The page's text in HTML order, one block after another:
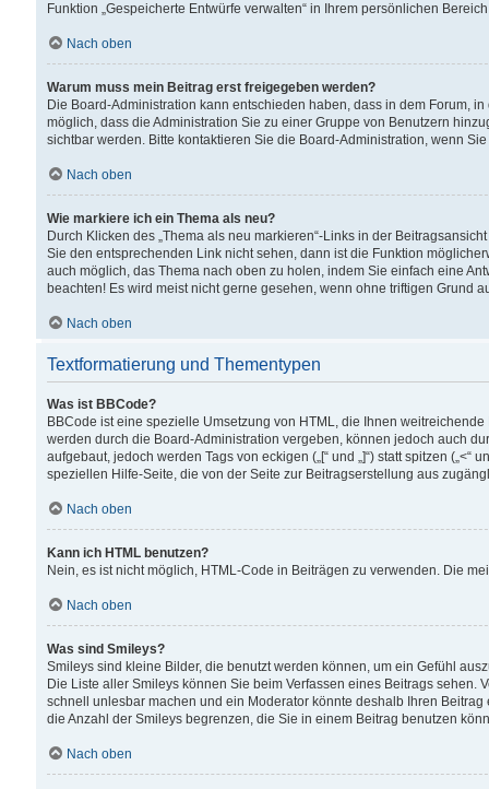
Funktion „Gespeicherte Entwürfe verwalten“ in Ihrem persönlichen
Nach oben
Warum muss mein Beitrag erst freigegeben werden?
Die Board-Administration kann entschieden haben, dass in dem Forum,
möglich, dass die Administration Sie zu einer Gruppe von Benutzern
sichtbar werden. Bitte kontaktieren Sie die Board-Administration, wenn
Nach oben
Wie markiere ich ein Thema als neu?
Durch Klicken des „Thema als neu markieren“-Links in der
Sie den entsprechenden Link nicht sehen, dann ist die Funktion
auch möglich, das Thema nach oben zu holen, indem Sie einfach eine
beachten! Es wird meist nicht gerne gesehen, wenn ohne triftigen Grund
Nach oben
Textformatierung und Thementypen
Was ist BBCode?
BBCode ist eine spezielle Umsetzung von HTML, die Ihnen
werden durch die Board-Administration vergeben, können jedoch auch
aufgebaut, jedoch werden Tags von eckigen („[“ und „]“) statt spitzen
speziellen Hilfe-Seite, die von der Seite zur Beitragserstellung aus
Nach oben
Kann ich HTML benutzen?
Nein, es ist nicht möglich, HTML-Code in Beiträgen zu verwenden. Die
Nach oben
Was sind Smileys?
Smileys sind kleine Bilder, die benutzt werden können, um ein Gefühl
Die Liste aller Smileys können Sie beim Verfassen eines Beitrags
schnell unlesbar machen und ein Moderator könnte deshalb Ihren
die Anzahl der Smileys begrenzen, die Sie in einem Beitrag benutzen
Nach oben